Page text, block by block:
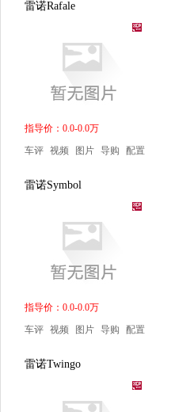
雷诺Rafale
指导价：0.0-0.0万
车评 视频 图片 导购 配置
雷诺Symbol
指导价：0.0-0.0万
车评 视频 图片 导购 配置
雷诺Twingo